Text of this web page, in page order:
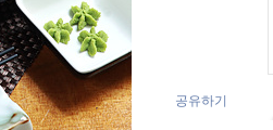
공유하기